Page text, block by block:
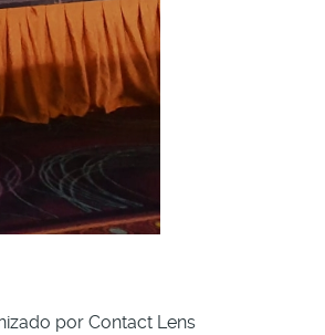
por Contact Lens